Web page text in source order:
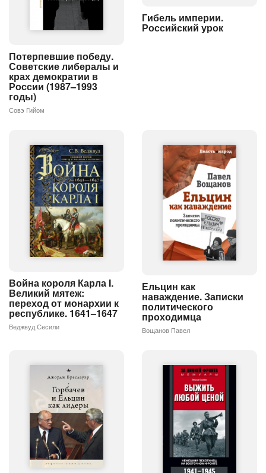
Потерпевшие победу.
Советские либералы и
крах демократии в
России (1987–1993
годы)
Совэ Гийом
Гибель империи.
Российский урок
Война короля Карла I.
Великий мятеж:
переход от монархии к
республике. 1641–1647
Веджвуд Сесили
Ельцин как
наваждение. Записки
политического
проходимца
Вощанов Павел